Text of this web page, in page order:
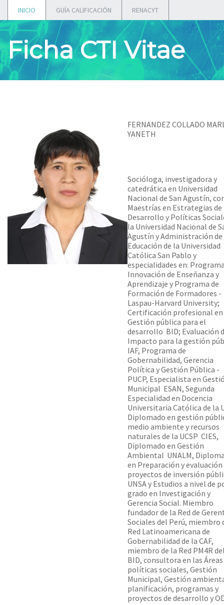
INICIO GUÍA CALIFICACIÓN RENACYT
Ficha CTI Vitae
FERNANDEZ COLLADO
YANETH
Socióloga, investigadora y
catedrática en Universidad
Nacional de San Agustín,
Maestrías en Estrategias de
Desarrollo y Políticas
la Universidad Nacional de
Agustín y Administración
Educación de la Universidad
Católica San Pablo y
especialidades en:
Innovación de Enseñanza y
Aprendizaje y Programa de
Formación de Formadores -
Laspau-Harvard University;
Certificación profesional en
Gestión pública para el
desarrollo  BID; Evaluación
Impacto para la gestión
IAF, Programa de
Gobernabilidad, Gerencia
Política y Gestión Pública -
PUCP, Especialista en
Municipal  ESAN, Segunda
Especialidad en Docencia
Universitaria Católica de la
Diplomado en gestión
medio ambiente y recursos
naturales de la UCSP  CIES,
Diplomado en Gestión
Ambiental  UNALM,
en Preparación y evaluación
proyectos de inversión
UNSA y Estudios a nivel de
grado en Investigación y
Gerencia Social. Miembro
fundador de la Red de
Sociales del Perú, miembro
Red Latinoamericana de
Gobernabilidad de la CAF,
miembro de la Red PM4R
BID, consultora en las Áreas
políticas sociales, Gestión
Municipal, Gestión
planificación, programas y
proyectos de desarrollo y